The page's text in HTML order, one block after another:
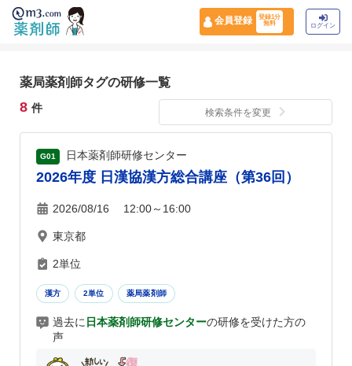
会員登録
登録1分
無料
ログイン
薬局薬剤師タグの研修一覧
8 件 検索条件を変更
G01 日本薬剤師研修センター
2026年度 日漢協漢方総合講座（第36回）
2026/08/16 12:00～16:00
東京都
2単位
漢方 2単位 薬局薬剤師
過去に 日本薬剤師研修センターの研修を受けた方の
声